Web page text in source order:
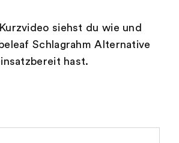
siehst du wie und
Schlagrahm Alternative
hast.